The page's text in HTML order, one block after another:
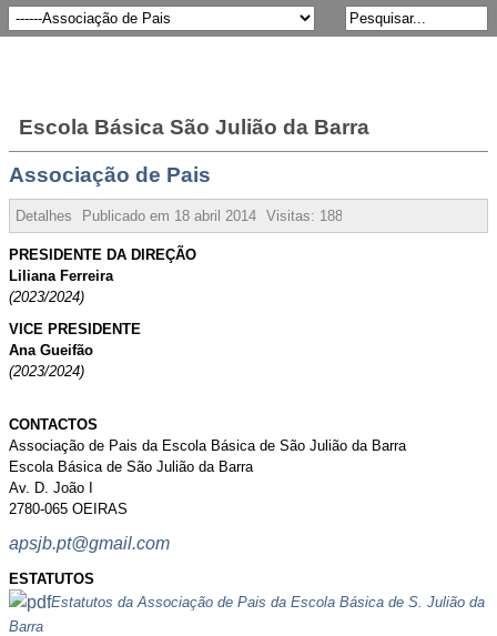
Escola Básica São Julião da Barra
Associação de Pais
Detalhes Publicado em 18 abril 2014 Visitas: 188664
PRESIDENTE DA DIREÇÃO
Liliana Ferreira
(2023/2024)
VICE PRESIDENTE
Ana Gueifão
(2023/2024)
CONTACTOS
Associação de Pais da Escola Básica de São Julião da Barra
Escola Básica de São Julião da Barra
Av. D. João I
2780-065 OEIRAS
apsjb.pt@gmail.com
ESTATUTOS
Estatutos da Associação de Pais da Escola Básica de S. Julião da
Barra